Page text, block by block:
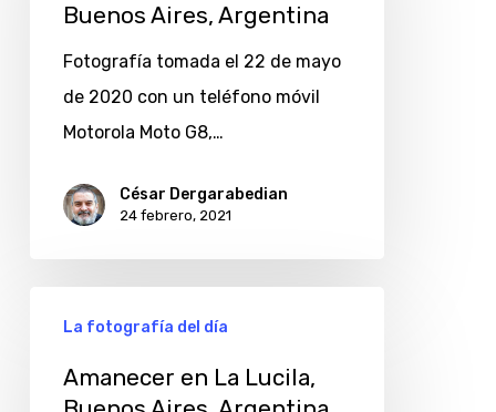
Buenos
Aires,
Argentina
Buenos Aires, Argentina
Fotografía tomada el 22 de mayo
de 2020 con un teléfono móvil
Motorola Moto G8,…
César Dergarabedian
24 febrero, 2021
La fotografía del día
Amanecer en La Lucila,